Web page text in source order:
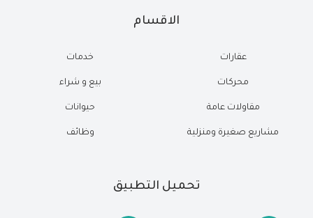
الاقسام
عقارات
محركات
مقاولات عامة
مشاريع صغيرة ومنزلية
خدمات
بيع و شراء
حيوانات
وظائف
تحميل التطبيق